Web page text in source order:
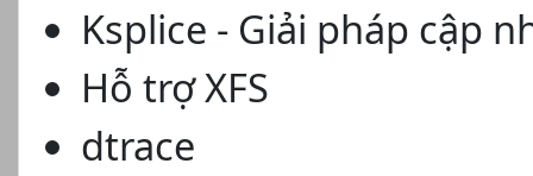
Ksplice - Giải pháp cập
Hỗ trợ XFS
dtrace